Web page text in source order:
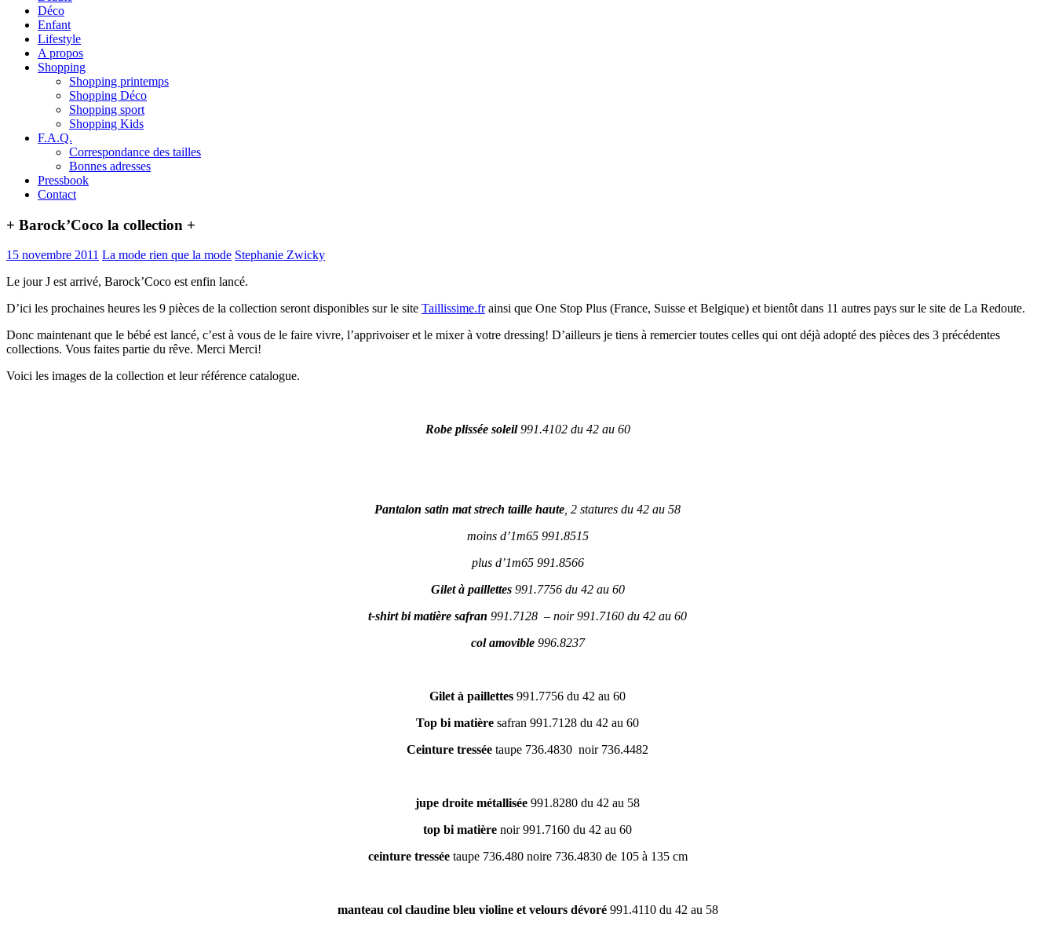
Déco
Enfant
Lifestyle
A propos
Shopping
Shopping printemps
Shopping Déco
Shopping sport
Shopping Kids
F.A.Q.
Correspondance des tailles
Bonnes adresses
Pressbook
Contact
+ Barock’Coco la collection +
15 novembre 2011 La mode rien que la mode Stephanie Zwicky
Le jour J est arrivé, Barock’Coco est enfin lancé.
D’ici les prochaines heures les 9 pièces de la collection seront disponibles sur le site Taillissime.frainsi que One Stop Plus (France, Suisse et Belgique) et bientôt dans 11 autres pays sur le site de La Redoute.
Donc maintenant que le bébé est lancé, c’est à vous de le faire vivre, l’apprivoiser et le mixer à votre dressing! D’ailleurs je tiens à remercier toutes celles qui ont déjà adopté des pièces des 3 précédentes
collections. Vous faites partie du rêve. Merci Merci!
Voici les images de la collection et leur référence catalogue.
Robe plissée soleil991.4102 du 42 au 60
Pantalon satin mat strech taille haute , 2 statures du 42 au 58
moins d’1m65 991.8515
plus d’1m65 991.8566
Gilet à paillettes991.7756 du 42 au 60
t-shirt bi matière safran 991.7128 – noir 991.7160 du 42 au 60
col amovible996.8237
Gilet à paillettes 991.7756 du 42 au 60
Top bi matière safran 991.7128 du 42 au 60
Ceinture tressée taupe 736.4830 noir 736.4482
jupe droite métallisée 991.8280 du 42 au 58
top bi matière noir 991.7160 du 42 au 60
ceinture tresséetaupe 736.480 noire 736.4830 de 105 à 135 cm
manteau col claudine bleu violine et velours dévoré991.4110 du 42 au 58